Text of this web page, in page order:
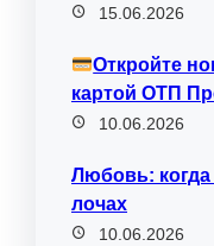
15.06.2026
Откройте
картой ОТП
10.06.2026
Любовь: когда
лочах
10.06.2026